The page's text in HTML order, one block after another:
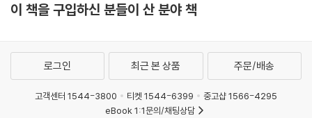
래곤볼이 어디에 떨어져 있는지 알려 준다든지, 살아 있는 용을 만나게 해
준다든지…….
뭐, 그게 어렵다면 그냥 편하게 학력고사 시험문제를 알려 주는 방법도 있
이 책을 구입하신 분들이 산 분야 책
로그인 최근 본 상품 주문/배송
고객센터 1544-3800 티켓 1544-6399
중고샵 1566-4295
eBook 1:1문의/채팅상담